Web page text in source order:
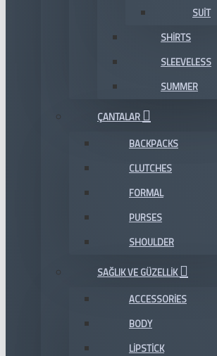
SUIT
SHIRTS
SLEEVELESS
SUMMER
ÇANTALAR
BACKPACKS
CLUTCHES
FORMAL
PURSES
SHOULDER
SAĞLIK VE GÜZELLIK
ACCESSORIES
BODY
LIPSTICK